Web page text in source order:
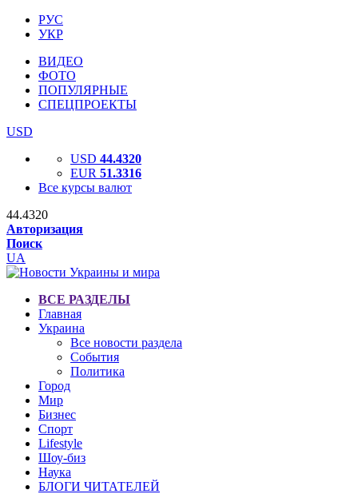
РУС
УКР
ВИДЕО
ФОТО
ПОПУЛЯРНЫЕ
СПЕЦПРОЕКТЫ
USD
USD 44.4320
EUR 51.3316
Все курсы валют
44.4320
Авторизация
Поиск
UA
ВСЕ РАЗДЕЛЫ
Главная
Украина
Все новости раздела
События
Политика
Город
Мир
Бизнес
Спорт
Lifestyle
Шоу-биз
Наука
БЛОГИ ЧИТАТЕЛЕЙ